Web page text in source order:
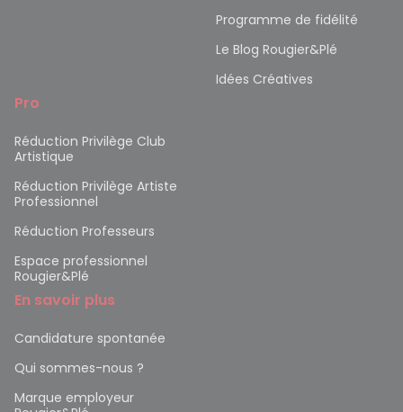
Programme de fidélité
Le Blog Rougier&Plé
Idées Créatives
Pro
Réduction Privilège Club
Artistique
Réduction Privilège Artiste
Professionnel
Réduction Professeurs
Espace professionnel
Rougier&Plé
En savoir plus
Candidature spontanée
Qui sommes-nous ?
Marque employeur